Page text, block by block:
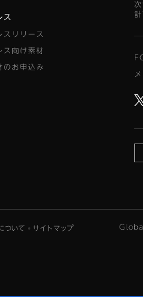
ス
スリリース
ス向け素材
のお申込み
ついて サイトマップ Global